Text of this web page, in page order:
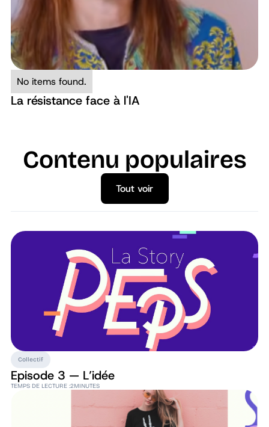
No items found.
La résistance face à l'IA
Contenu populaires
Tout voir
Tout voir
Collectif
Episode 3 — L’idée
TEMPS DE LECTURE :2MINUTES